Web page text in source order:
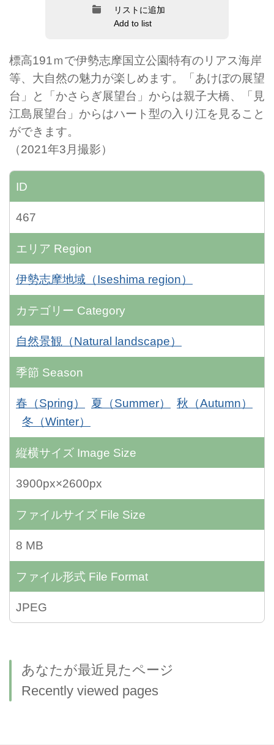
リストに追加
Add to list
標高191ｍで伊勢志摩国立公園特有のリアス海岸
等、大自然の魅力が楽しめます。「あけぼの展望
台」と「かさらぎ展望台」からは親子大橋、「見
江島展望台」からはハート型の入り江を見ること
ができます。
（2021年3月撮影）
ID
467
エリア Region
伊勢志摩地域（Iseshima region）
カテゴリー Category
自然景観（Natural landscape）
季節 Season
春（Spring） 夏（Summer）
秋（Autumn）
冬（Winter）
縦横サイズ Image Size
3900px×2600px
ファイルサイズ File Size
8 MB
ファイル形式 File Format
JPEG
あなたが最近見たページ
Recently viewed pages